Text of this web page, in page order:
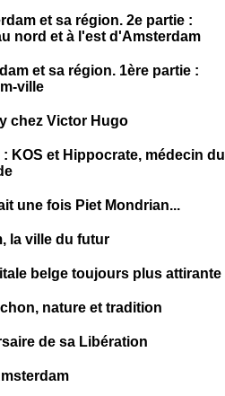
et sa région. 2e partie :
nord et à l'est d'Amsterdam
et sa région. 1ère partie :
ville
chez Victor Hugo
KOS et Hippocrate, médecin du
une fois Piet Mondrian...
la ville du futur
belge toujours plus attirante
nature et tradition
de sa Libération